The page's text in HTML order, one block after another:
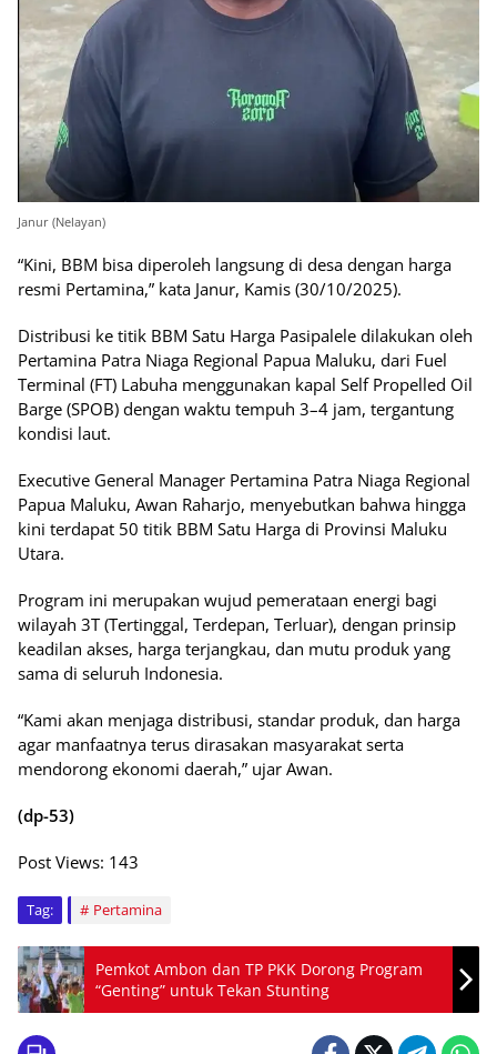
Janur (Nelayan)
“Kini, BBM bisa diperoleh langsung di desa dengan harga
resmi Pertamina,” kata Janur, Kamis (30/10/2025).
Distribusi ke titik BBM Satu Harga Pasipalele dilakukan oleh
Pertamina Patra Niaga Regional Papua Maluku, dari Fuel
Terminal (FT) Labuha menggunakan kapal Self Propelled Oil
Barge (SPOB) dengan waktu tempuh 3–4 jam, tergantung
kondisi laut.
Executive General Manager Pertamina Patra Niaga Regional
Papua Maluku, Awan Raharjo, menyebutkan bahwa hingga
kini terdapat 50 titik BBM Satu Harga di Provinsi Maluku
Utara.
Program ini merupakan wujud pemerataan energi bagi
wilayah 3T (Tertinggal, Terdepan, Terluar), dengan prinsip
keadilan akses, harga terjangkau, dan mutu produk yang
sama di seluruh Indonesia.
“Kami akan menjaga distribusi, standar produk, dan harga
agar manfaatnya terus dirasakan masyarakat serta
mendorong ekonomi daerah,” ujar Awan.
(dp-53)
Post Views: 143
Tag: Pertamina
Pemkot Ambon dan TP PKK Dorong Program
“Genting” untuk Tekan Stunting